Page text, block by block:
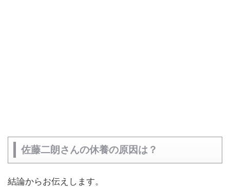
佐藤二朗さんの休養の原因は？
結論からお伝えします。